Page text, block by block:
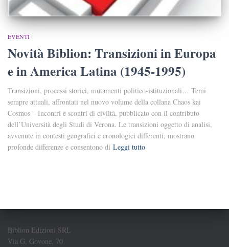
EVENTI
Novità Biblion: Transizioni in Europa
e in America Latina (1945-1995)
Transizioni, processi storici, mutamenti politico-istituzionali… Temi
sempre attuali, affrontati nel nuovo volume della collana Chaos kai
Cosmos – Incontri e scontri di civiltà, pubblicato con il contributo
dell’Università degli Studi di Verona. Le transizioni oggetto di analisi,
avvenute in contesti geografici e cronologici differenti, mostrano
profonde differenze e consentono di Leggi tutto
Biblion Edizioni SRL
Via G. Govone, 70